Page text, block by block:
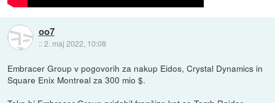
oo7
::2. maj 2022, 10:08
Embracer Group v pogovorih za nakup Eidos, Crystal Dynamics in
Square Enix Montreal za 300 mio $.